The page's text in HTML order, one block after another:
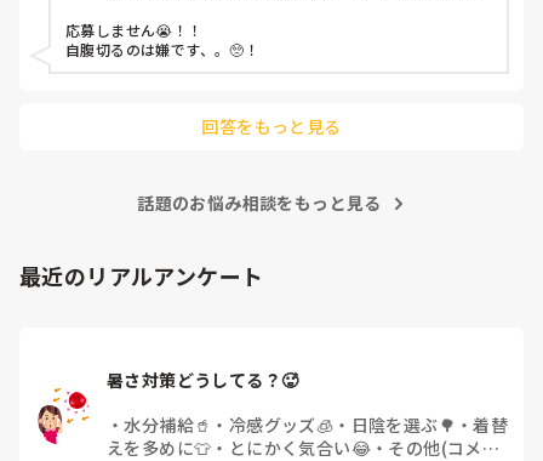
応募しません😭！！
自腹切るのは嫌です、。🥺！
回答をもっと見る
話題のお悩み相談をもっと見る
最近のリアルアンケート
暑さ対策どうしてる？🥵
・水分補給🥤 ・ 冷感グッズ🧊 ・ 日陰を選ぶ🌳 ・着替
えを多めに👕 ・ とにかく気合い😂・ その他(コメン